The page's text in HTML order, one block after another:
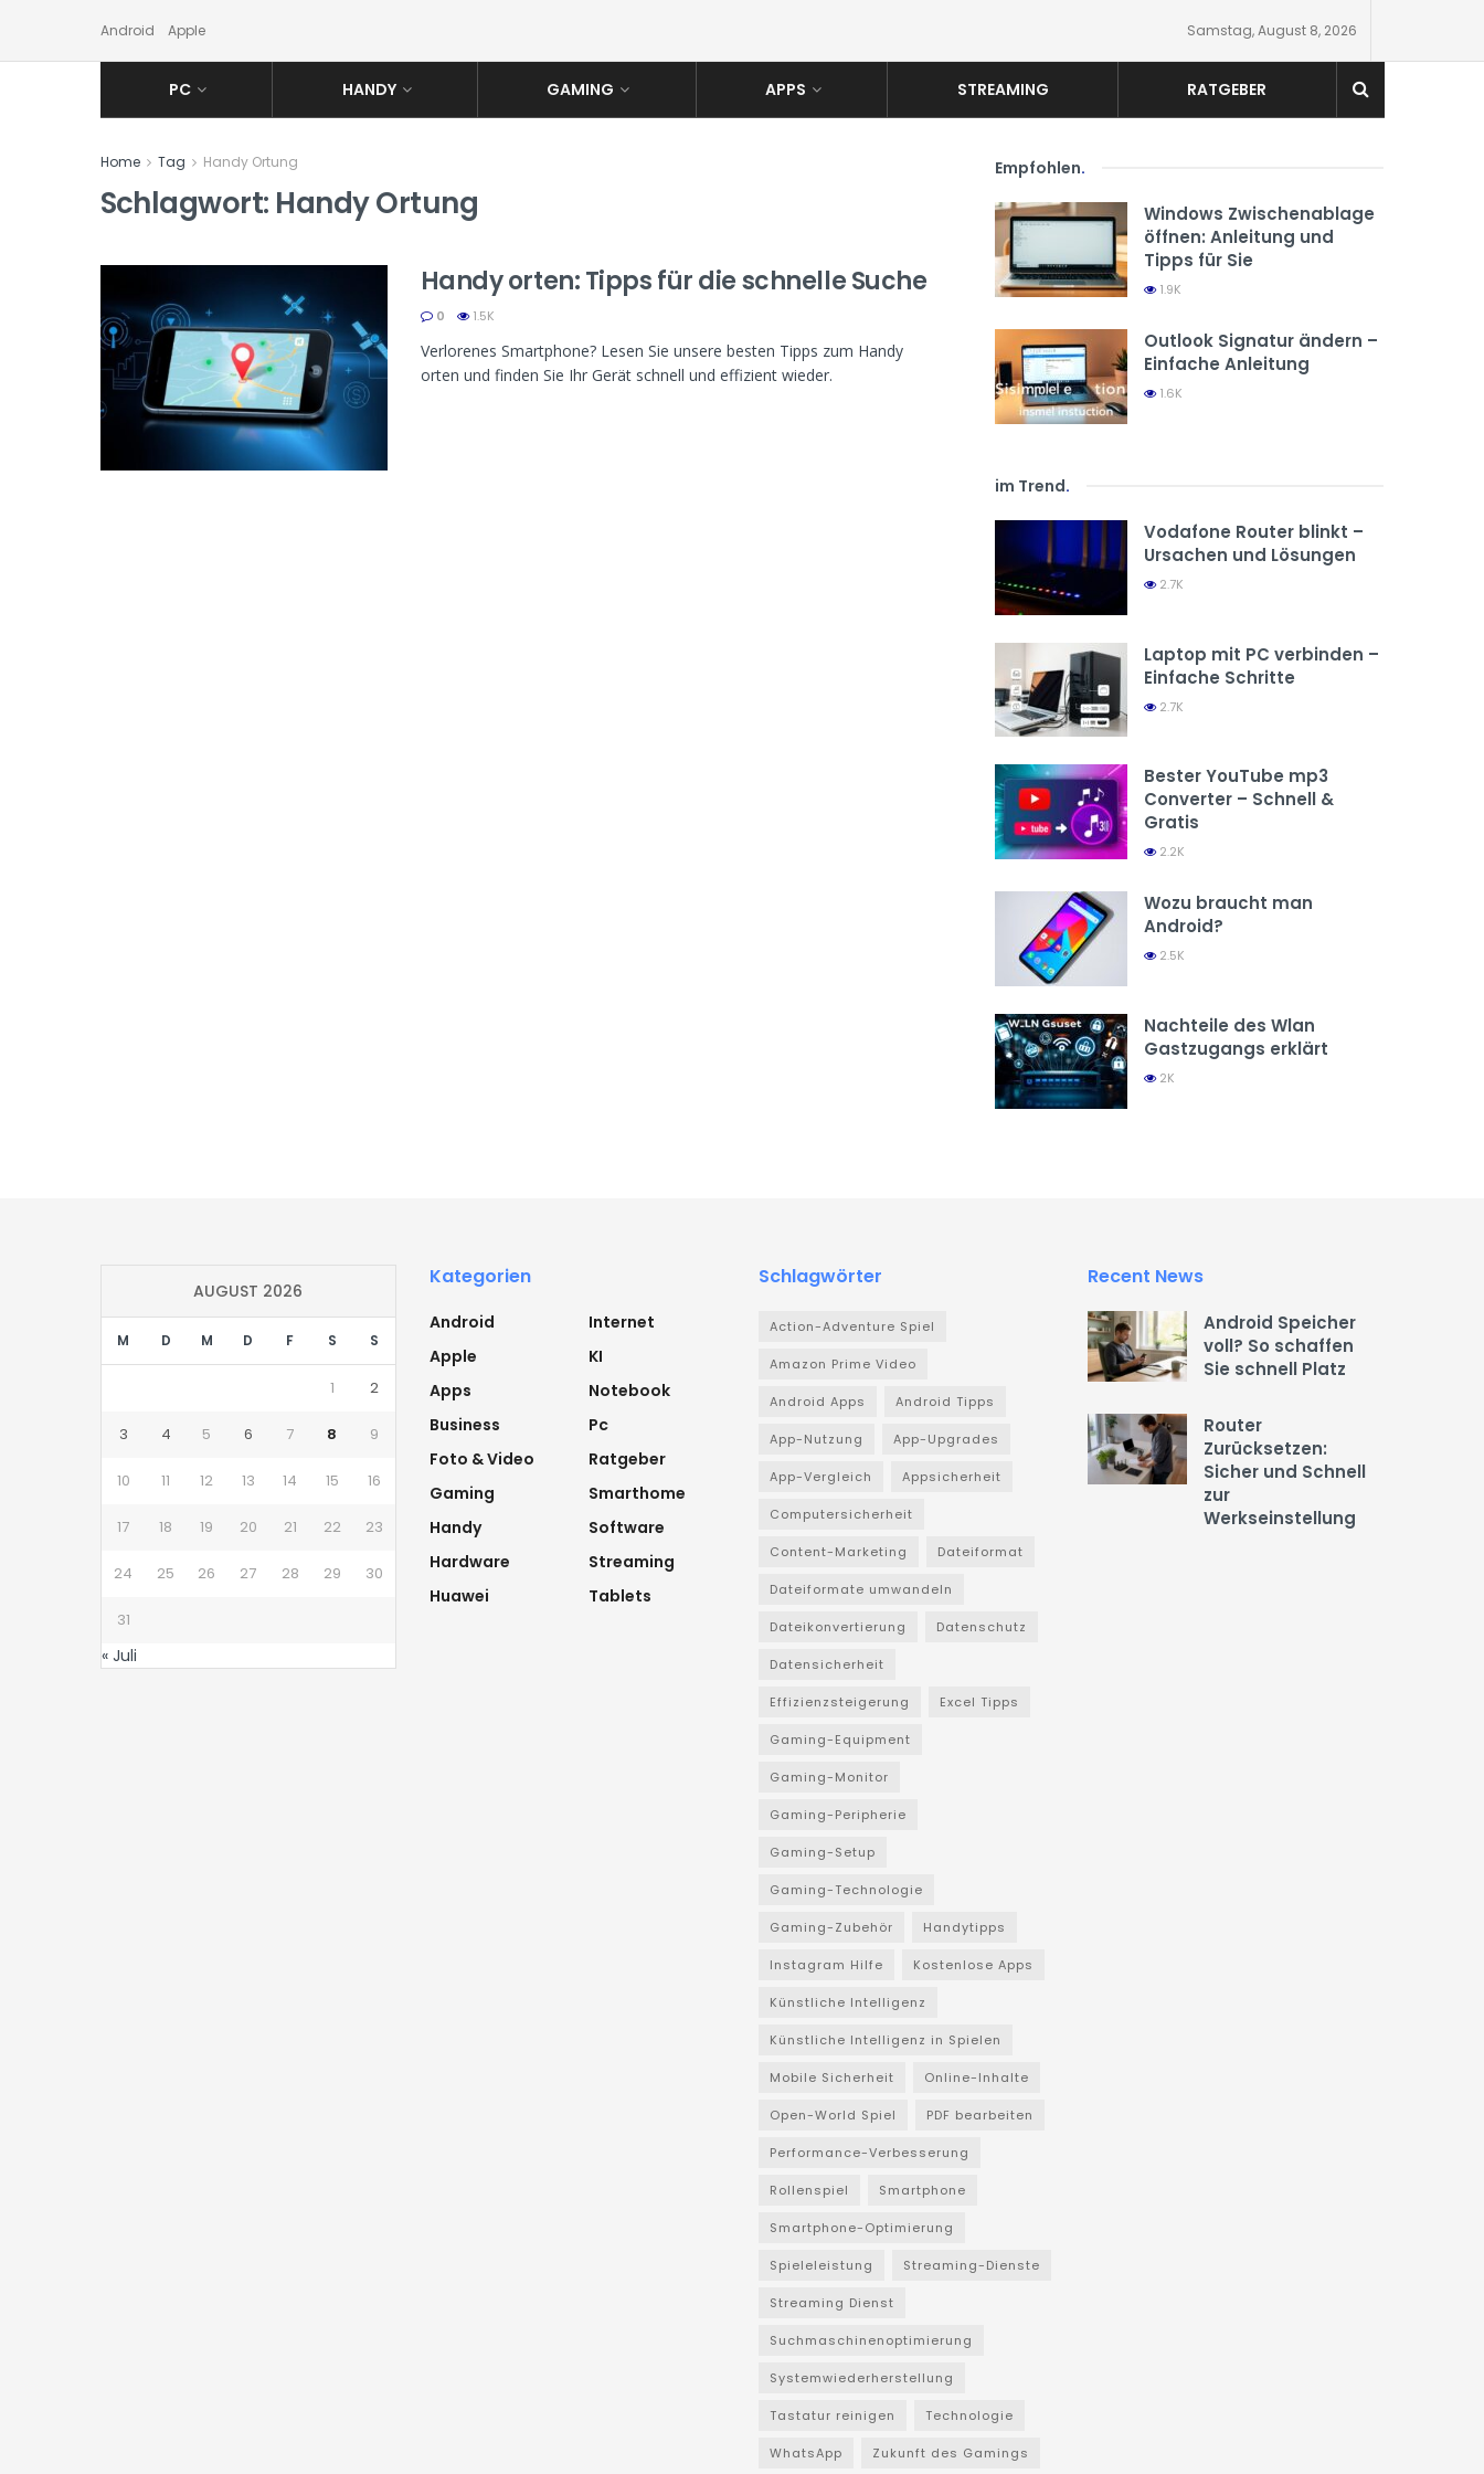
Android Apple Samstag, August 8, 2026
PC HANDY GAMING APPS STREAMING RATGEBER
Home Tag Handy Ortung
Schlagwort: Handy Ortung
Handy orten: Tipps für die schnelle Suche
0 1.5K
Verlorenes Smartphone? Lesen Sie unsere besten Tipps zum Handy
orten und finden Sie Ihr Gerät schnell und effizient wieder.
Empfohlen.
Windows Zwischenablage
öffnen: Anleitung und
Tipps für Sie
1.9K
Outlook Signatur ändern –
Einfache Anleitung
1.6K
im Trend.
Vodafone Router blinkt –
Ursachen und Lösungen
2.7K
Laptop mit PC verbinden –
Einfache Schritte
2.7K
Bester YouTube mp3
Converter – Schnell &
Gratis
2.2K
Wozu braucht man
Android?
2.5K
Nachteile des Wlan
Gastzugangs erklärt
2K
AUGUST 2026
M D M D F S S
1 2
3 4 5 6 7 8 9
10 11 12 13 14 15 16
17 18 19 20 21 22 23
24 25 26 27 28 29 30
31
« Juli
Kategorien
Android
Apple
Apps
Business
Foto & Video
Gaming
Handy
Hardware
Huawei
Internet
KI
Notebook
Pc
Ratgeber
Smarthome
Software
Streaming
Tablets
Schlagwörter
Action-Adventure Spiel
Amazon Prime Video
Android Apps Android Tipps
App-Nutzung App-Upgrades
App-Vergleich Appsicherheit
Computersicherheit
Content-Marketing Dateiformat
Dateiformate umwandeln
Dateikonvertierung Datenschutz
Datensicherheit
Effizienzsteigerung Excel Tipps
Gaming-Equipment
Gaming-Monitor
Gaming-Peripherie
Gaming-Setup
Gaming-Technologie
Gaming-Zubehör Handytipps
Instagram Hilfe Kostenlose Apps
Künstliche Intelligenz
Künstliche Intelligenz in Spielen
Mobile Sicherheit Online-Inhalte
Open-World Spiel PDF bearbeiten
Performance-Verbesserung
Rollenspiel Smartphone
Smartphone-Optimierung
Spieleleistung Streaming-Dienste
Streaming Dienst
Suchmaschinenoptimierung
Systemwiederherstellung
Tastatur reinigen Technologie
WhatsApp Zukunft des Gamings
Recent News
Android Speicher
voll? So schaffen
Sie schnell Platz
Router
Zurücksetzen:
Sicher und Schnell
zur
Werkseinstellung